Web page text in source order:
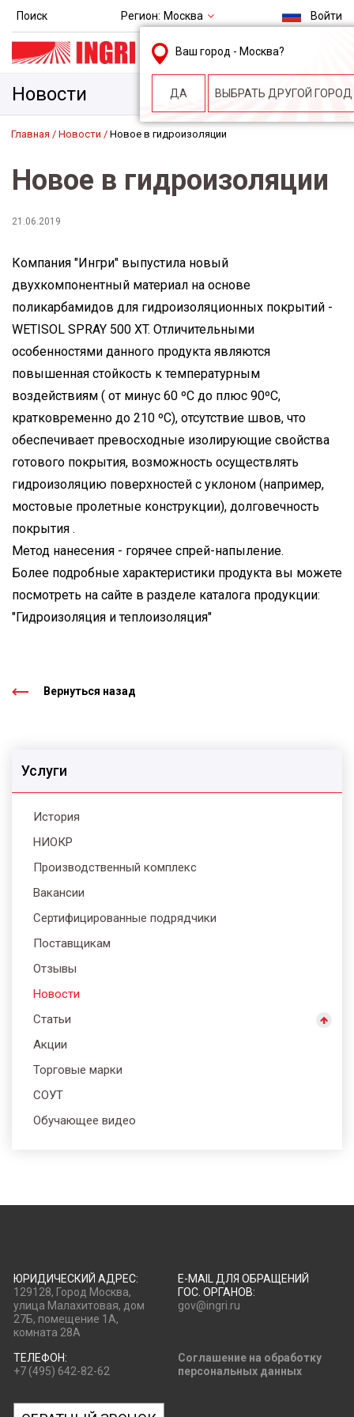
Поиск Регион: Москва
Ваш город - Москва?
ДА ВЫБРАТЬ ДРУГОЙ ГОРОД
Войти
msk@ingri.ru
пн. – пт.: 9.00-18.00
Новости
Услуги
История
НИОКР
Производственный комплекс
Вакансии
Сертифицированные подрядчики
Поставщикам
Отзывы
Новости
Статьи
Акции
Торговые марки
СОУТ
Обучающее видео
Главная Новости Новое в гидроизоляции
Новое в гидроизоляции
21.06.2019
Компания "Ингри" выпустила новый
двухкомпонентный материал на основе
поликарбамидов для гидроизоляционных покрытий -
WETISOL SPRAY 500 XT. Отличительными
особенностями данного продукта являются
повышенная стойкость к температурным
воздействиям ( от минус 60 ºС до плюс 90ºС,
кратковременно до 210 ºС), отсутствие швов, что
обеспечивает превосходные изолирующие свойства
готового покрытия, возможность осуществлять
гидроизоляцию поверхностей с уклоном (например,
мостовые пролетные конструкции), долговечность
покрытия .
Метод нанесения - горячее спрей-напыление.
Более подробные характеристики продукта вы можете
посмотреть на сайте в разделе каталога продукции:
"Гидроизоляция и теплоизоляция"
Вернуться назад
ЮРИДИЧЕСКИЙ АДРЕС:
129128, Город Москва,
улица Малахитовая, дом
27Б, помещение 1А,
комната 28А
E-MAIL ДЛЯ ОБРАЩЕНИЙ
ГОС. ОРГАНОВ:
gov@ingri.ru
ТЕЛЕФОН:
+7 (495) 642-82-62
Соглашение на обработку
персональных данных